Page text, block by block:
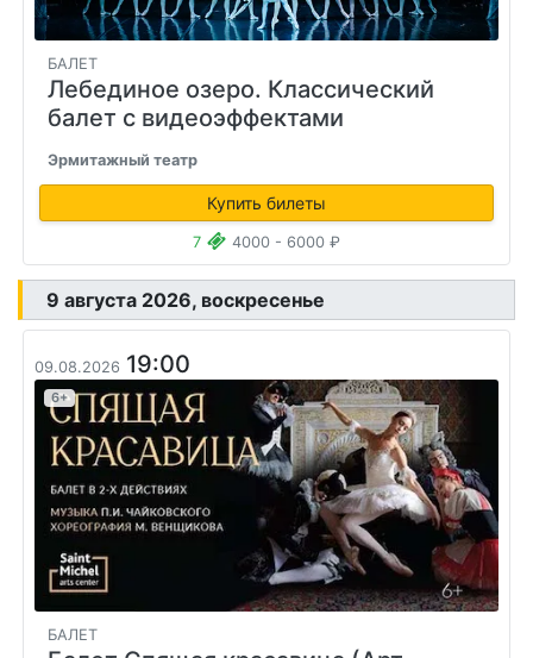
БАЛЕТ
Лебединое озеро. Классический
балет с видеоэффектами
Эрмитажный театр
Купить билеты
7 4000 - 6000 ₽
9 августа 2026, воскресенье
09.08.2026 19:00
6+
БАЛЕТ